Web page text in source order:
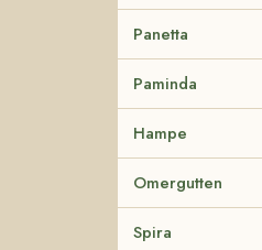
Panetta
Paminda
Hampe
Omergutten
Spira